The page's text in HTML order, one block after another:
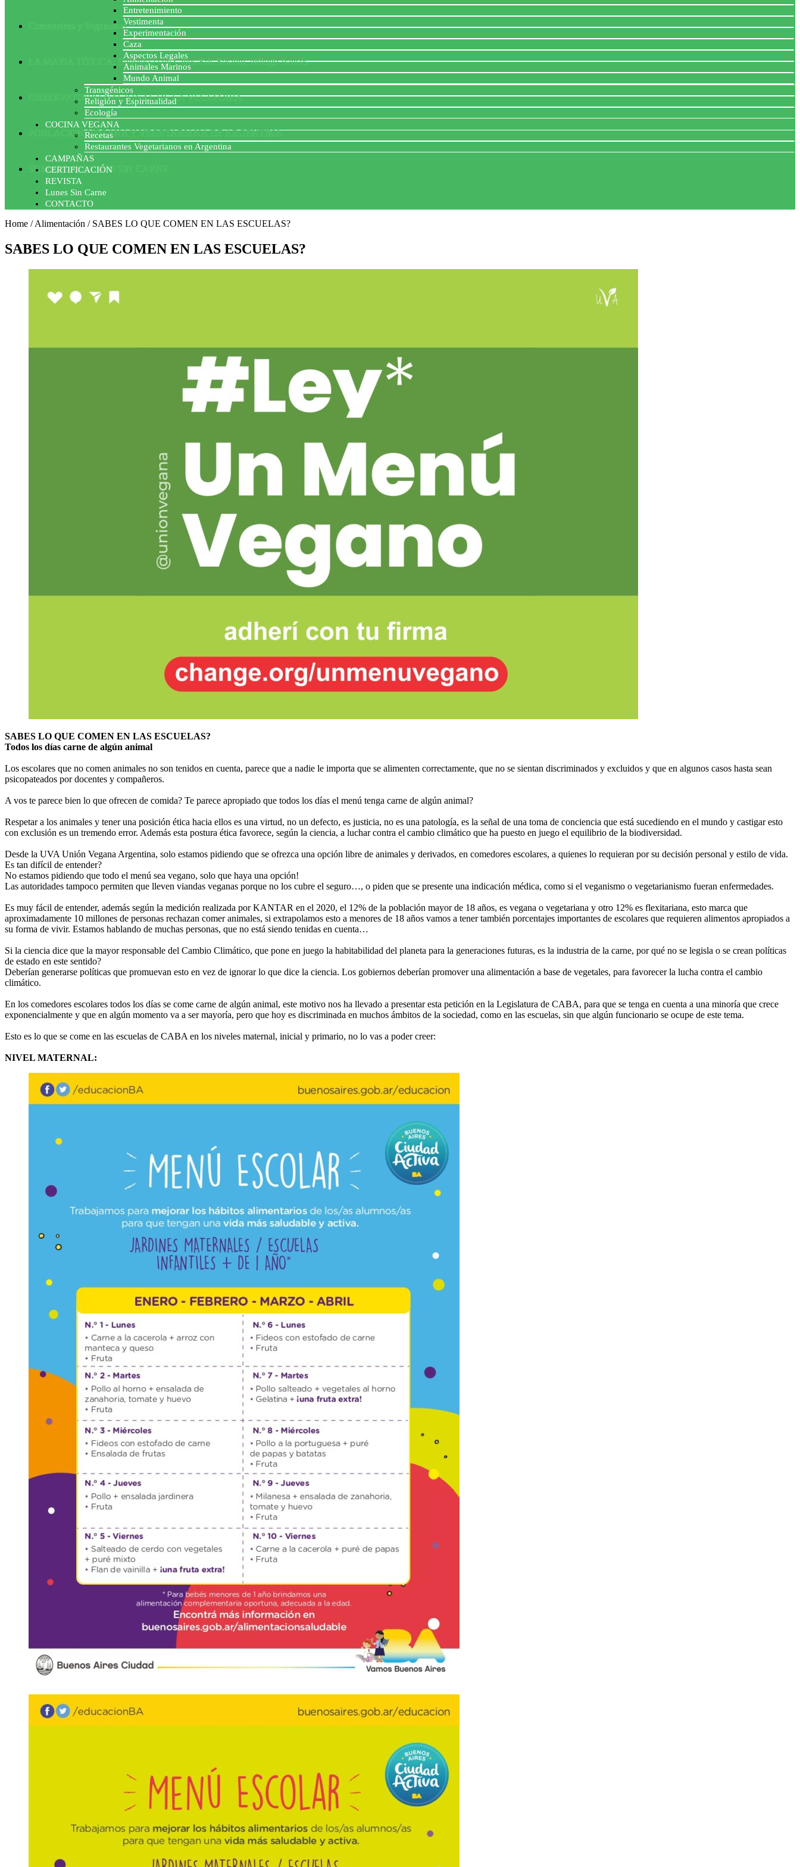
Coronavirus y Veganismo
LA MAFIA TÓXICA: Entrevista con Gilles-Eric Séralini, biólogo francés
OBSERVATORIO NACIONAL DE LA VEGEFOBIA
POBLACION VEGANA Y VEGETARIANA DE ARGENTINA
SUMATE AL LUNES SIN CARNE
Entretenimiento
Vestimenta
Experimentación
Caza
Aspectos Legales
Animales Marinos
Mundo Animal
Transgénicos
Religión y Espiritualidad
Ecología
COCINA VEGANA
Recetas
Restaurantes Vegetarianos en Argentina
CAMPAÑAS
CERTIFICACIÓN
REVISTA
Lunes Sin Carne
CONTACTO
Home /Alimentación / SABES LO QUE COMEN EN LAS ESCUELAS?
SABES LO QUE COMEN EN LAS ESCUELAS?
SABES LO QUE COMEN EN LAS ESCUELAS?
Todos los días carne de algún animal
Los escolares que no comen animales no son tenidos en cuenta, parece que a nadie le importa que se alimenten correctamente, que no se sientan discriminados y excluidos y que en algunos casos hasta sean
psicopateados por docentes y compañeros.
A vos te parece bien lo que ofrecen de comida? Te parece apropiado que todos los días el menú tenga carne de algún animal?
Respetar a los animales y tener una posición ética hacia ellos es una virtud, no un defecto, es justicia, no es una patología, es la señal de una toma de conciencia que está sucediendo en el mundo y castigar esto
con exclusión es un tremendo error. Además esta postura ética favorece, según la ciencia, a luchar contra el cambio climático que ha puesto en juego el equilibrio de la biodiversidad.
Desde la UVA Unión Vegana Argentina, solo estamos pidiendo que se ofrezca una opción libre de animales y derivados, en comedores escolares, a quienes lo requieran por su decisión personal y estilo de vida.
Es tan difícil de entender?
No estamos pidiendo que todo el menú sea vegano, solo que haya una opción!
Las autoridades tampoco permiten que lleven viandas veganas porque no los cubre el seguro…, o piden que se presente una indicación médica, como si el veganismo o vegetarianismo fueran enfermedades.
Es muy fácil de entender, además según la medición realizada por KANTAR en el 2020, el 12% de la población mayor de 18 años, es vegana o vegetariana y otro 12% es flexitariana, esto marca que
aproximadamente 10 millones de personas rechazan comer animales, si extrapolamos esto a menores de 18 años vamos a tener también porcentajes importantes de escolares que requieren alimentos apropiados a
su forma de vivir. Estamos hablando de muchas personas, que no está siendo tenidas en cuenta…
Si la ciencia dice que la mayor responsable del Cambio Climático, que pone en juego la habitabilidad del planeta para la generaciones futuras, es la industria de la carne, por qué no se legisla o se crean políticas
de estado en este sentido?
Deberían generarse políticas que promuevan esto en vez de ignorar lo que dice la ciencia. Los gobiernos deberían promover una alimentación a base de vegetales, para favorecer la lucha contra el cambio
climático.
En los comedores escolares todos los días se come carne de algún animal, este motivo nos ha llevado a presentar esta petición en la Legislatura de CABA, para que se tenga en cuenta a una minoría que crece
exponencialmente y que en algún momento va a ser mayoría, pero que hoy es discriminada en muchos ámbitos de la sociedad, como en las escuelas, sin que algún funcionario se ocupe de este tema.
Esto es lo que se come en las escuelas de CABA en los niveles maternal, inicial y primario, no lo vas a poder creer:
NIVEL MATERNAL: